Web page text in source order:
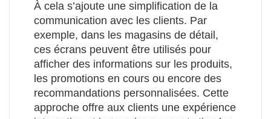
À cela s’ajoute une simplification de la
communication avec les clients. Par
exemple, dans les magasins de détail,
ces écrans peuvent être utilisés pour
afficher des informations sur les produits,
les promotions en cours ou encore des
recommandations personnalisées. Cette
approche offre aux clients une expérience